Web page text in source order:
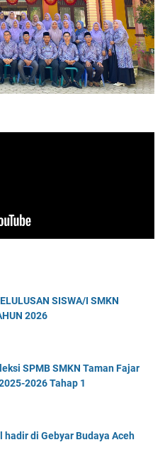
SISWA/I SMKN
2026
SPMB SMKN Taman Fajar
2026 Tahap 1
hadir di Gebyar Budaya Aceh